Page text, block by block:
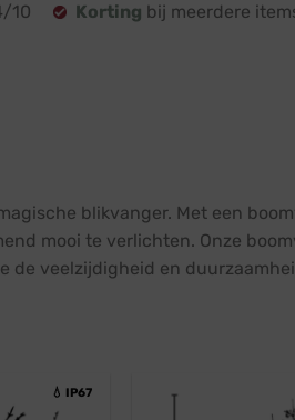
10 Korting bij meerdere
blikvanger. Met een
mooi te verlichten. Onze
de veelzijdigheid en
💧 IP67